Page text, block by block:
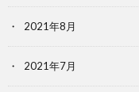
2021年8月
2021年7月